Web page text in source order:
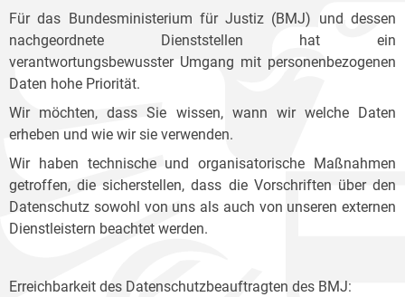
Für das Bundesministerium für Justiz (BMJ) und dessen
nachgeordnete Dienststellen hat ein
verantwortungsbewusster Umgang mit personenbezogenen
Daten hohe Priorität.
Wir möchten, dass Sie wissen, wann wir welche Daten
erheben und wie wir sie verwenden.
Wir haben technische und organisatorische Maßnahmen
getroffen, die sicherstellen, dass die Vorschriften über den
Datenschutz sowohl von uns als auch von unseren externen
Dienstleistern beachtet werden.
Erreichbarkeit des Datenschutzbeauftragten des BMJ: